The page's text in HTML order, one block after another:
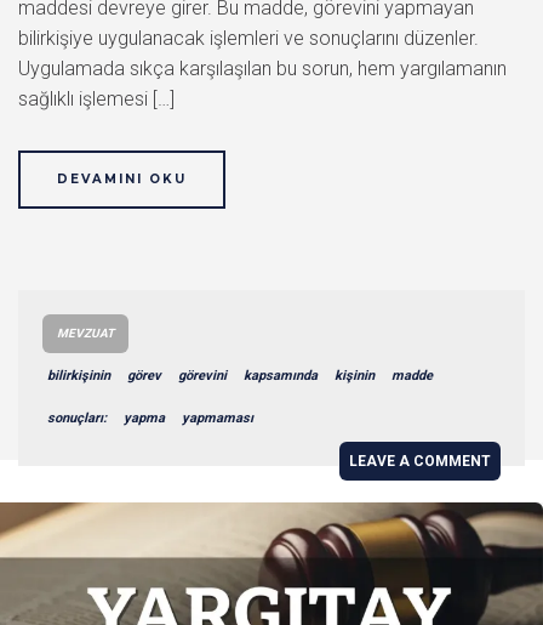
maddesi devreye girer. Bu madde, görevini yapmayan
bilirkişiye uygulanacak işlemleri ve sonuçlarını düzenler.
Uygulamada sıkça karşılaşılan bu sorun, hem yargılamanın
sağlıklı işlemesi […]
DEVAMINI OKU
MEVZUAT
bilirkişinin görev görevini kapsamında kişinin madde
sonuçları: yapma yapmaması
LEAVE A COMMENT